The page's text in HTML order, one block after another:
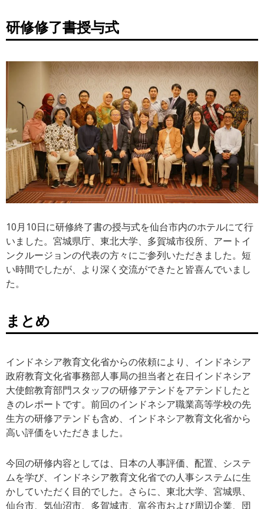
研修修了書授与式
10月10日に研修終了書の授与式を仙台市内のホテルにて行
いました。宮城県庁、東北大学、多賀城市役所、アートイ
ンクルージョンの代表の方々にご参列いただきました。短
い時間でしたが、より深く交流ができたと皆喜んでいまし
た。
まとめ
インドネシア教育文化省からの依頼により、インドネシア
政府教育文化省事務部人事局の担当者と在日インドネシア
大使館教育部門スタッフの研修アテンドをアテンドしたと
きのレポートです。前回のインドネシア職業高等学校の先
生方の研修アテンドも含め、インドネシア教育文化省から
高い評価をいただきました。
今回の研修内容としては、日本の人事評価、配置、システ
ムを学び、インドネシア教育文化省での人事システムに生
かしていただく目的でした。さらに、東北大学、宮城県、
仙台市、気仙沼市、多賀城市、富谷市および周辺企業、団